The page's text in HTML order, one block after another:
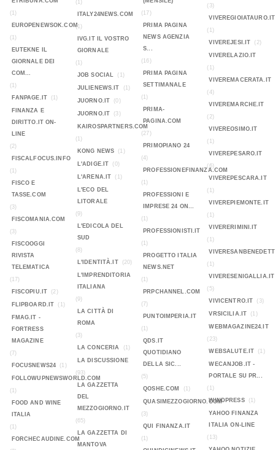
(1)
EUROPENEWSOK.COM
(1)
EUTEKNE IL
GIORNALE DEI
COM...
(1)
FANPAGE.IT
(1)
FINANZA E
DIRITTO.IT ON-
LINE
(2)
FISCALFOCUS.INFO
(1)
FISCO E
TASSE.COM
(3)
FISCOMANIA.COM
(3)
FISCOOGGI
RIVISTA
TELEMATICA
(17)
FISCOPIU.IT
(2)
FLIPBOARD.IT (1)
FMAG.IT -
FORTRESS
MAGAZINE
(7)
FOCUSNEWS24
(1)
FOLLOWUPNEWSWORLD.COM
(1)
FOOD AND WINE
ITALIA
(1)
FORCHECAUDINE.COM
(1)
ITALY24NEWS.COM
(1)
IVG.IT IL VOSTRO
GIORNALE
(1)
JOB SOCIAL
(1)
JULIENEWS.IT (1)
JUORNO.IT (0)
JUORNO.IT (3)
KAIROSPARTNERS.COM
(1)
KONG NEWS
(1)
L'ADIGE.IT (0)
L'ARENA.IT (1)
L'ECO DEL
LITORALE
(9)
L'EDICOLA DEL
SUD
(8)
L'IDENTITÀ.IT
(20)
L'IMPRENDITORIA
ITALIANA
(9)
LA CITTÀ DI
ROMA
(3)
LA CONCERIA
(1)
LA DISCUSSIONE
(93)
LA GAZZETTA
DEL
MEZZOGIORNO.IT
(65)
LA GAZZETTA DI
MANTOVA
(17)
PRIMA PAGINA
NEWS AGENZIA
S...
(16)
PRIMA PAGINA
SETTIMANALE
(1)
PRIMA-
PAGINA.COM
(27)
PRIMOPIANO 24
(4)
PROFESSIONEFINANZA.COM
(1)
PROFESSIONI E
IMPRESE 24 ON...
(1)
PROFESSIONISTI.IT
(1)
PROGETTO ITALIA
NEWS.NET
(1)
PRPCHANNEL.COM
(7)
PUNTOIMPERIA.IT
(1)
QDS.IT
QUOTIDIANO
DELLA SIC...
(5)
QOSHE.COM
(1)
QUASIMEZZOGIORNO.COM
(3)
QUI FINANZA.IT
(1)
(3)
VIVEREGIOIATAURO.IT
(1)
VIVEREJESI.IT
(2)
VIVERELAZIO.IT
(1)
VIVEREMACERATA.IT
(4)
VIVEREMARCHE.IT
(2)
VIVEREOSIMO.IT
(1)
VIVEREPESARO.IT
(6)
VIVEREPESCARA.IT
(1)
VIVEREPIEMONTE.IT
(1)
VIVERERIMINI.IT
(1)
(1)
VIVERESENIGALLIA.IT
(5)
VIVICENTRO.IT
(3)
VRSICILIA.IT (1)
WEBMAGAZINE24.IT
(23)
WEBSALUTE.IT
(1)
WECANJOB.IT -
PORTALE SU PR...
(1)
WINDPRESS
(1)
YAHOO FINANZA
ITALIA ON-LINE
(13)